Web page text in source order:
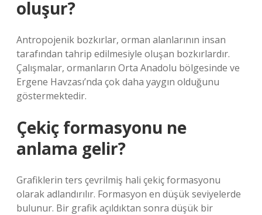
oluşur?
Antropojenik bozkırlar, orman alanlarının insan
tarafından tahrip edilmesiyle oluşan bozkırlardır.
Çalışmalar, ormanların Orta Anadolu bölgesinde ve
Ergene Havzası’nda çok daha yaygın olduğunu
göstermektedir.
Çekiç formasyonu ne
anlama gelir?
Grafiklerin ters çevrilmiş hali çekiç formasyonu
olarak adlandırılır. Formasyon en düşük seviyelerde
bulunur. Bir grafik açıldıktan sonra düşük bir